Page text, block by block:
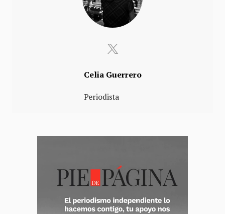
Celia Guerrero
Periodista